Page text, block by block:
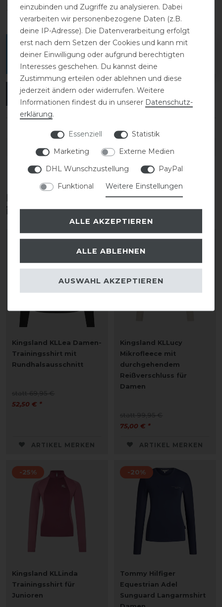
1
0
Melde dich an, um eine Kundenrezension zu
ANMELDEN
DETAILS ZUR PRODUKTSICHERHEIT
Diese Produkte könnten dich auch
interessieren
-25%
Kingsland KLLea Damen-
Trainingsshirt mit
Rundhalsausschnitt
statt 69,95 €
52,50 € *
ARTIKEL MERKEN
-25%
Kingsland KLLucy
Mikrofleece mit
durchgehendem
Reißverschluss für
Damen
statt 99,95 €
75,00 € *
ARTIKEL MERKEN
-25%
Kingsland KLLinda
Trainingsshirt für
Junioren
-20%
Tommy Hilfiger
Equestrian Adel
Sunguard Langarmshirt
einzubinden und Zugriffe zu analysieren. Dabei
verarbeiten wir personenbezogene Daten (z.B.
deine IP-Adresse). Die Datenverarbeitung erfolgt
erst nach dem Setzen der Cookies und kann mit
deiner Einwilligung oder aufgrund berechtigten
Interesses geschehen. Du kannst deine
Zustimmung erteilen oder ablehnen und diese
jederzeit ändern oder widerrufen. Weitere
Informationen findest du in unserer Daten­schutz­
erklärung.
Essenziell
Statistik
Marketing
Externe Medien
DHL Wunschzustellung
PayPal
Funktional
Weitere Einstellungen
ALLE AKZEPTIEREN
ALLE ABLEHNEN
AUSWAHL AKZEPTIEREN